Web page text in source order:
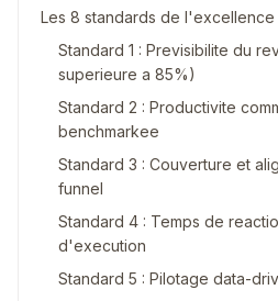
Les 8 standards de l'excellence
Standard 1 : Previsibilite du
superieure a 85%)
Standard 2 : Productivite
benchmarkee
Standard 3 : Couverture et
funnel
Standard 4 : Temps de
d'execution
Standard 5 : Pilotage data-